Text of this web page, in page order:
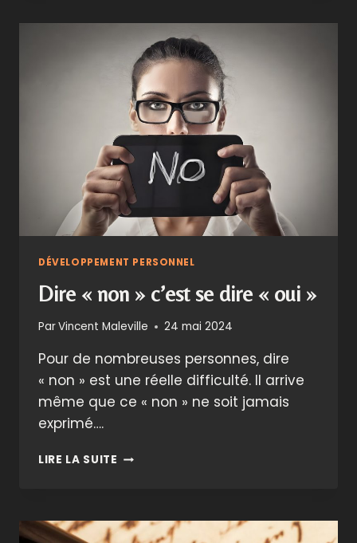
POUR
AIMÉ(E)
DÉVELOPPEMENT PERSONNEL
Dire « non » c’est se dire « oui »
ParVincent Maleville 24 mai 2024
Pour de nombreuses personnes, dire
« non » est une réelle difficulté. Il arrive
même que ce « non » ne soit jamais
exprimé….
LIRE LA SUITE DIRE
C’EST
SE